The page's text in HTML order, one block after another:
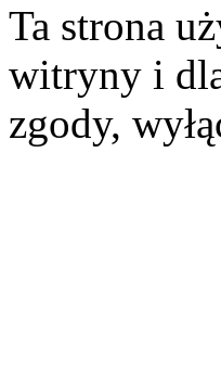
Ta strona
witryny i
zgody,